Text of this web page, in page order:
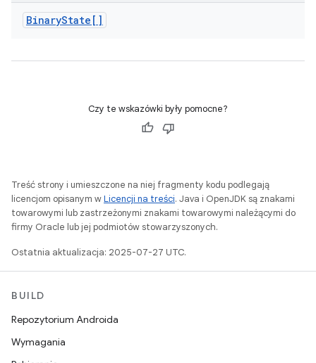
BinaryState[]
Czy te wskazówki były pomocne?
Treść strony i umieszczone na niej fragmenty kodu podlegają
licencjom opisanym wLicencji na treści. Java i OpenJDK są znakami
towarowymi lub zastrzeżonymi znakami towarowymi należącymi do
firmy Oracle lub jej podmiotów stowarzyszonych.
Ostatnia aktualizacja: 2025-07-27 UTC.
BUILD
Repozytorium Androida
Wymagania